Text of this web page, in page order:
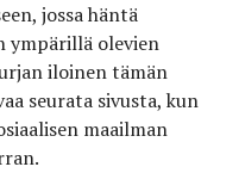
jossa häntä
ympärillä olevien
iloinen tämän
seurata sivusta, kun
maailman